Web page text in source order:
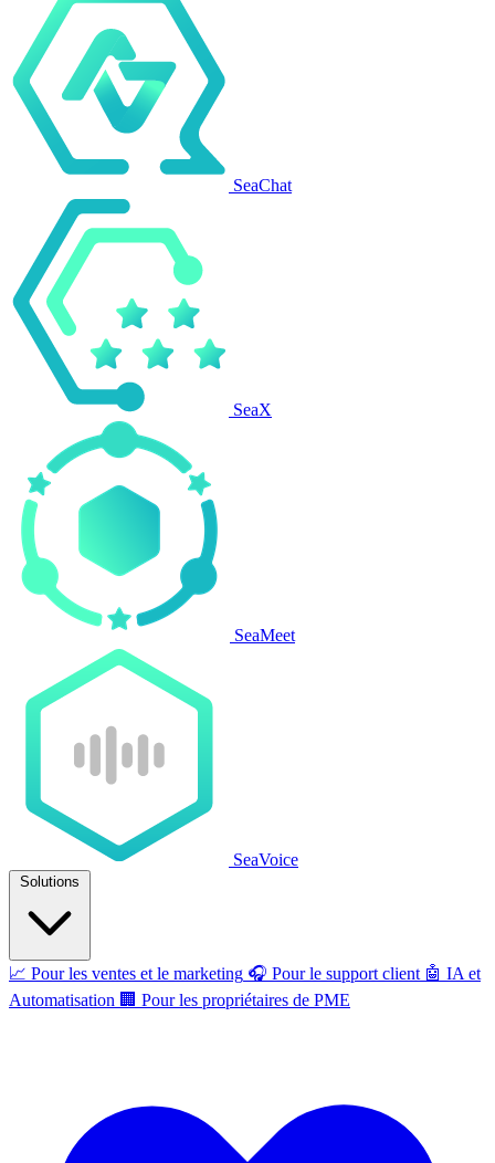
SeaChat
SeaX
SeaMeet
SeaVoice
Solutions
📈 Pour les ventes et le marketing 🎧 Pour le support client 🤖 IA et
Automatisation 🏢 Pour les propriétaires de PME